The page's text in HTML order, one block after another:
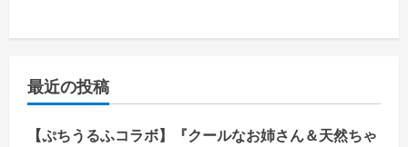
最近の投稿
【ぷちうるふコラボ】『クールなお姉さん＆天然ちゃ